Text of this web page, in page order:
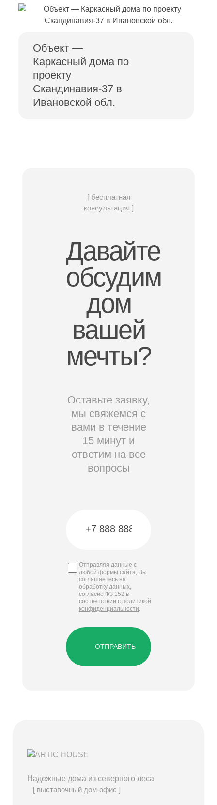
Объект —
Каркасный дома по
проекту
Скандинавия-37 в
Ивановской обл.
[ бесплатная
консультация ]
Давайте
обсудим
дом
вашей
мечты?
Оставьте заявку,
мы свяжемся с
вами в течение
15 минут и
ответим на все
вопросы
Отправляя данные с
любой формы сайта, Вы
соглашаетесь на
обработку данных,
согласно ФЗ 152 в
соответствии с политикой
конфиденциальности.
ОТПРАВИТЬ
Надежные дома из северного леса
[ выставочный дом-офис ]